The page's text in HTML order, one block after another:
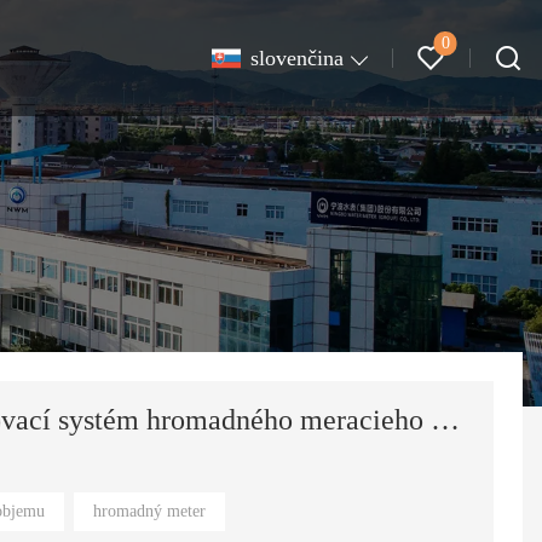
slovenčina
0
Profesionálny tlakový testovací systém hromadného meracieho stanovišťa
hromadný meter